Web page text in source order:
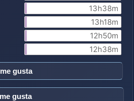
13h38m
13h18m
12h50m
12h38m
gusta
gusta